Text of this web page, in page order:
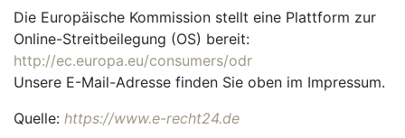
Die Europäische Kommission stellt eine Plattform zur
Online-Streitbeilegung (OS) bereit:
http://ec.europa.eu/consumers/odr
Unsere E-Mail-Adresse finden Sie oben im Impressum.
Quelle: https://www.e-recht24.de